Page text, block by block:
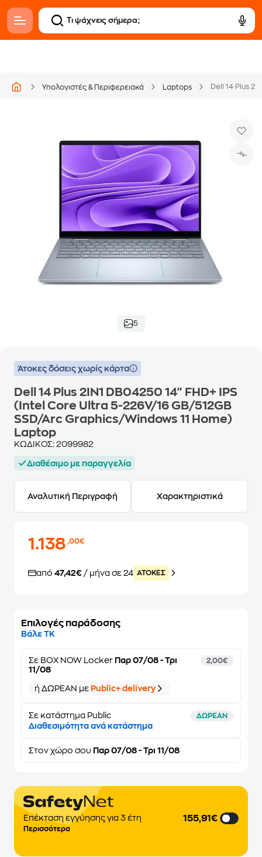
Υπολογιστές & Περιφερειακά Laptops
5
Άτοκες δόσεις χωρίς κάρτα
Dell 14 Plus 2IN1 DB04250 14" FHD+ IPS
(Intel Core Ultra 5-226V/16 GB/512GB
SSD/Arc Graphics/Windows 11 Home)
Laptop
ΚΩΔΙΚΟΣ: 2099982
Διαθέσιμο με παραγγελία
Αναλυτική Περιγραφή Χαρακτηριστικά
1.138,00€
από 47,42€ / μήνα σε 24 ATOKEΣ
Επιλογές παράδοσης
Βάλε ΤΚ
Σε BOX NOW Locker Παρ 07/08 - Τρι
11/08
2,00€
ή ΔΩΡΕΑΝ με Public+ delivery
Σε κατάστημα Public ΔΩΡΕΑΝ
Διαθεσιμότητα ανά κατάστημα
Στον χώρο σου Παρ 07/08 - Τρι 11/08
Επέκταση εγγύησης για 3 έτη
Περισσότερα
155,91€